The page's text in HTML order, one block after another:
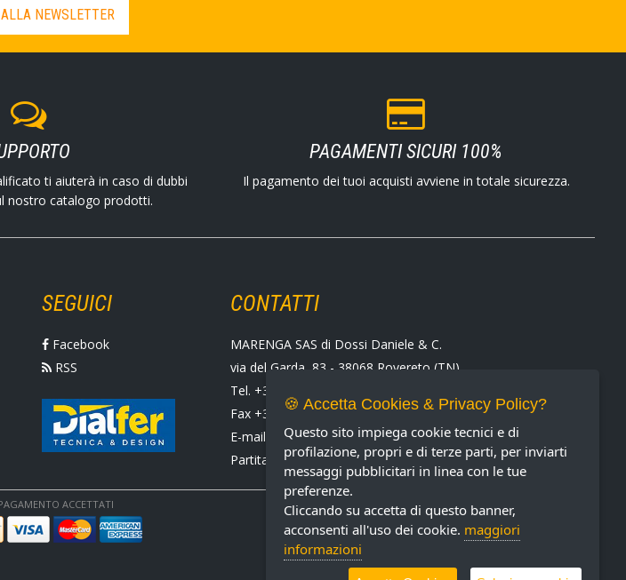
NEWSLETTER
ti aiuterà in caso di dubbi
nostro catalogo prodotti.
PAGAMENTI SICURI 100%
Il pagamento dei tuoi acquisti avviene in totale sicurezza.
SEGUICI
Facebook
RSS
CONTATTI
MARENGA SAS di Dossi Daniele & C.
via del Garda, 83 - 38068 Rovereto (TN)
Tel. +39 0464 424258
Fax +39 0464 430938
E-mail:
marenga@marenga.it
Partita IVA IT02232370227
ACCETTATI
🍪 Accetta Cookies & Privacy Policy?
Questo sito impiega cookie tecnici e di
profilazione, propri e di terze parti, per inviarti
messaggi pubblicitari in linea con le tue
preferenze.
Cliccando su accetta di questo banner,
acconsenti all'uso dei cookie. maggiori
informazioni